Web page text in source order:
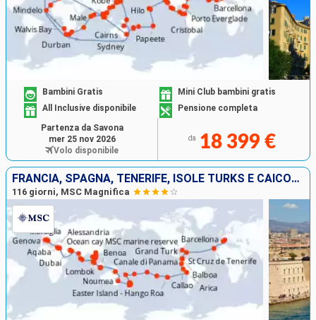
Bambini Gratis
Mini Club bambini gratis
All Inclusive disponibile
Pensione completa
da 18 399 €
Partenza da Savona
mer 25 nov 2026
Volo disponibile
FRANCIA, SPAGNA, TENERIFE, ISOLE TURKS E CAICOS, BAHAMAS, PANAMA, EQUATORE, PERÙ, CILE, REGNO UNITO, TONGA, NUOVA CALEDONIA, NUOVA ZELANDA, AUSTRALIA, INDONESIA, VIETNAM, THAILANDIA, CAMBOGIA, SINGAPO
116 giorni, MSC Magnifica